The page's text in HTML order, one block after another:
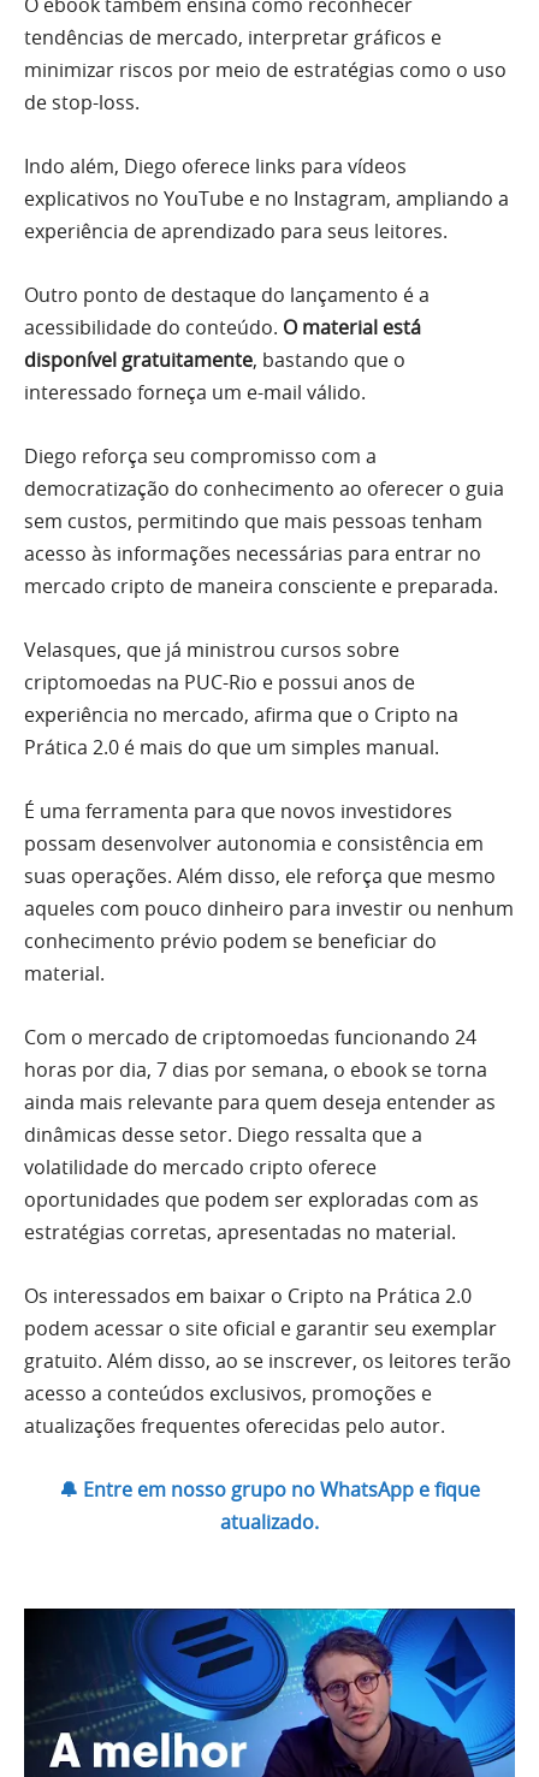
tendências de mercado, interpretar gráficos e
minimizar riscos por meio de estratégias como o uso
de stop-loss.
Indo além, Diego oferece links para vídeos
explicativos no YouTube e no Instagram, ampliando a
experiência de aprendizado para seus leitores.
Outro ponto de destaque do lançamento é a
acessibilidade do conteúdo. O material está
disponível gratuitamente, bastando que o
interessado forneça um e-mail válido.
Diego reforça seu compromisso com a
democratização do conhecimento ao oferecer o guia
sem custos, permitindo que mais pessoas tenham
acesso às informações necessárias para entrar no
mercado cripto de maneira consciente e preparada.
Velasques, que já ministrou cursos sobre
criptomoedas na PUC-Rio e possui anos de
experiência no mercado, afirma que o Cripto na
Prática 2.0 é mais do que um simples manual.
É uma ferramenta para que novos investidores
possam desenvolver autonomia e consistência em
suas operações. Além disso, ele reforça que mesmo
aqueles com pouco dinheiro para investir ou nenhum
conhecimento prévio podem se beneficiar do
material.
Com o mercado de criptomoedas funcionando 24
horas por dia, 7 dias por semana, o ebook se torna
ainda mais relevante para quem deseja entender as
dinâmicas desse setor. Diego ressalta que a
volatilidade do mercado cripto oferece
oportunidades que podem ser exploradas com as
estratégias corretas, apresentadas no material.
Os interessados em baixar o Cripto na Prática 2.0
podem acessar o site oficial e garantir seu exemplar
gratuito. Além disso, ao se inscrever, os leitores terão
acesso a conteúdos exclusivos, promoções e
atualizações frequentes oferecidas pelo autor.
🔔 Entre em nosso grupo no WhatsApp e fique
atualizado.